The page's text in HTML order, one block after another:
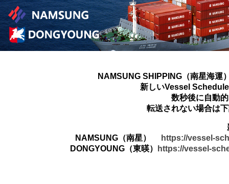
NAMSUNG SHIPPING（南星海運
新しいVessel
数秒後に自動
転送されない場合は
NAMSUNG（南星）
https://vessel-
DONGYOUNG（東暎）
https://vessel-